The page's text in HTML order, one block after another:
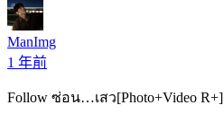
ManImg
1 年前
Follow ซ่อน…เสว[Photo+Video R+]